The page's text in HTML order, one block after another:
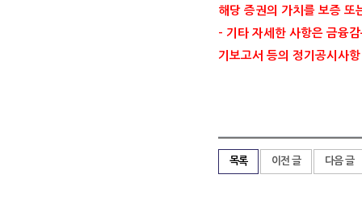
해당 증권의 가치를 보증 또
- 기타 자세한 사항은 금융
기보고서 등의 정기공시사
목록 이전 글 다음 글